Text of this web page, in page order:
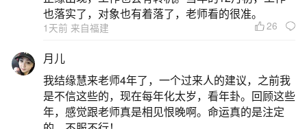
一、日期与起源差异七月十五为农历七月十五
日，源于道教“地官赦罪日”与佛教“盂兰盆会”，融合
祖先崇拜与秋尝祭祖传统；十月一为农历十月初
一，起源于古代农耕社会对季节更替的感知，通过
焚烧纸制衣物表达对逝者的关怀；清明节是二十四
也落实了，对象也有着落了，老师看的很准。
1天前 来自福建 26
月儿
我结缘慧来老师4年了，一个过来人的建议，之前我
是不信这些的，现在每年化太岁，看年卦。回顾这些
年，感觉跟老师真是相见恨晚啊。命运真的是注定